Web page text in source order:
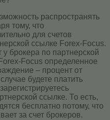
распространять
тому, что
для счетов
ссылке Forex-Focus.
у брокера по партнерской
Focus определенное
– процент от
будете платить
ссылке. То есть,
бесплатно потому, что
за счет брокеров.